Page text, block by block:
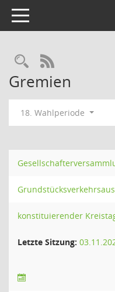
Toggle navigation
RSS-Feed
Gremien
18. Wahlperiode
konstituierender
Letzte Sitzung: